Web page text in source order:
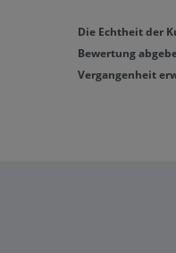
Die Echtheit der
Bewertung
Vergangenheit